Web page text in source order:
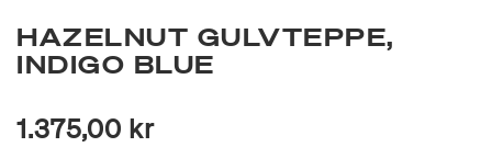
HAZELNUT GULVTEPPE,
INDIGO BLUE
1.375,00 kr